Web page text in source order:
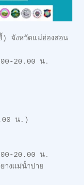
) จังหวัดแม่ฮ่องสอน
20.00 น.
น.)
20.00 น.
งแม่น้ำปาย